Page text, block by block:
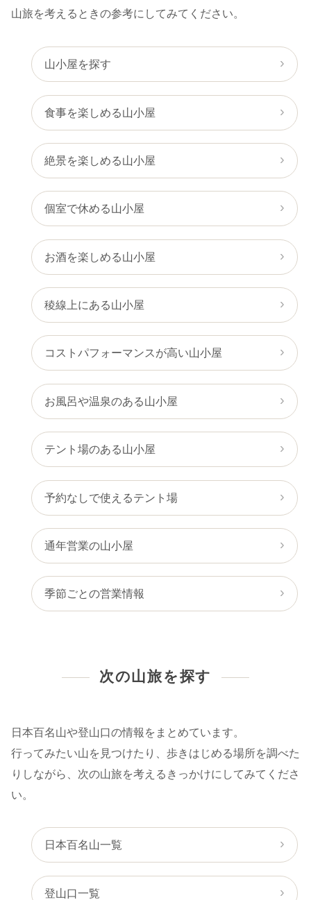
山旅を考えるときの参考にしてみてください。
山小屋を探す
食事を楽しめる山小屋
絶景を楽しめる山小屋
個室で休める山小屋
お酒を楽しめる山小屋
稜線上にある山小屋
コストパフォーマンスが高い山小屋
お風呂や温泉のある山小屋
テント場のある山小屋
予約なしで使えるテント場
通年営業の山小屋
季節ごとの営業情報
次の山旅を探す
日本百名山や登山口の情報をまとめています。
行ってみたい山を見つけたり、歩きはじめる場所を調べた
りしながら、次の山旅を考えるきっかけにしてみてくださ
い。
日本百名山一覧
登山口一覧